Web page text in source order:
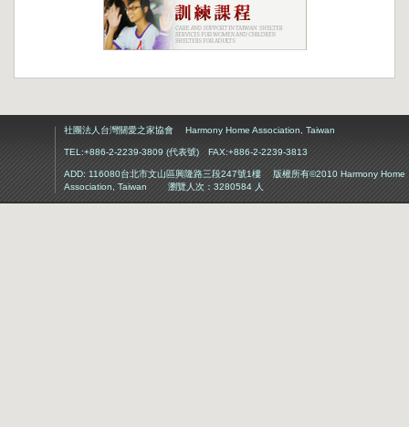
社團法人台灣關愛之家協會 Harmony Home Association, Taiwan
TEL:+886-2-2239-3809 (代表號) FAX:+886-2-2239-3813
ADD: 116080台北市文山區興隆路三段247號1樓 版權所有©2010 Harmony Home
Association, Taiwan 瀏覽人次：3280584 人